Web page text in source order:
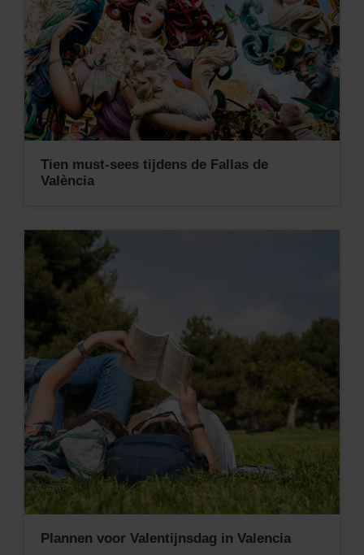
Tien must-sees tijdens de Fallas de
València
Plannen voor Valentijnsdag in Valencia